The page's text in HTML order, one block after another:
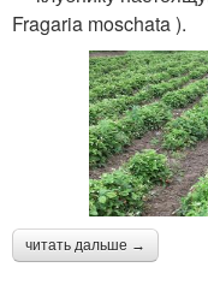
Fragaria moschata ).
читать дальше →